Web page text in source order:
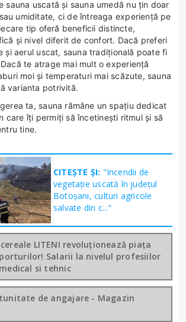
sauna uscată și sauna umedă nu țin doar
umiditate, ci de întreaga experiență pe
tip oferă beneficii distincte,
și nivel diferit de confort. Dacă preferi
și aerul uscat, sauna tradițională poate fi
te atrage mai mult o experiență
moi și temperaturi mai scăzute, sauna
varianta potrivită.
ta, sauna rămâne un spațiu dedicat
care îți permiți să încetinești ritmul și să
tine.
CITEȘTE ȘI: "Incendii de
vegetație uscată în județul
Botoșani, culturi agricole
salvate din c..."
LITENI revoluționează piața
Salarii la nivelul profesiilor
si tehnic
de angajare - Magazin